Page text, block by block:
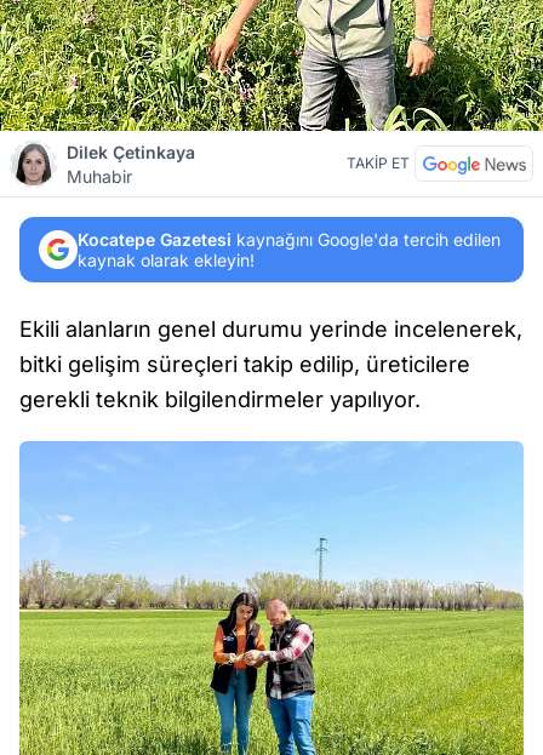
Dilek Çetinkaya
Muhabir
TAKİP ET
Kocatepe Gazetesi kaynağını Google'da tercih edilen
kaynak olarak ekleyin!
Ekili alanların genel durumu yerinde incelenerek,
bitki gelişim süreçleri takip edilip, üreticilere
gerekli teknik bilgilendirmeler yapılıyor.